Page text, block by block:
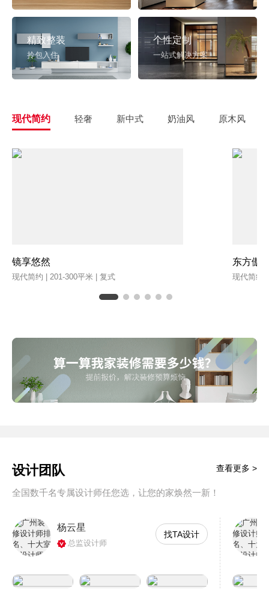
精致整装
拎包入住
个性定制
一站式解决方案
现代简约 轻奢 新中式 奶油风 原木风
镜享悠然
现代简约 | 201-300平米 | 复式
东方傲
现代简约
设计团队
全国数千名专属设计师任您选，让您的家焕然一新！
查看更多 >
杨云星
总监设计师
找TA设计